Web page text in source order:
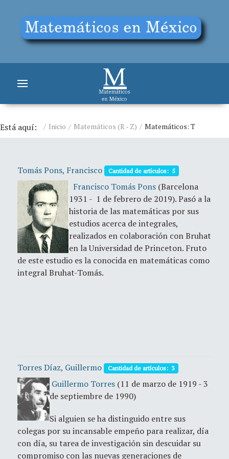
Está aquí: Inicio Matemáticos (R - Z) Matemáticos: T
Tomás Pons, Francisco Cantidad de artículos: 5
Francisco Tomás Pons (Barcelona
1931 - 1 de febrero de 2019). Pasó a la
historia de las matemáticas por sus
estudios acerca de integrales,
realizados en colaboración con Bruhat
en la Universidad de Princeton. Fruto
de este estudio es la conocida en matemáticas como
integral Bruhat-Tomás.
Torres Díaz, Guillermo Cantidad de artículos: 3
Guillermo Torres (11 de marzo de 1919 - 3
de septiembre de 1990)
Si alguien se ha distinguido entre sus
colegas por su incansable empeño para realizar, día
con día, su tarea de investigación sin descuidar su
compromiso con las nuevas generaciones de